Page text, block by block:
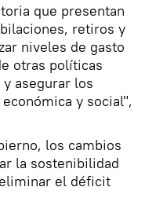
que presentan
retiros y
niveles de gasto
otras políticas
asegurar los
y social",
los cambios
la sostenibilidad
el déficit